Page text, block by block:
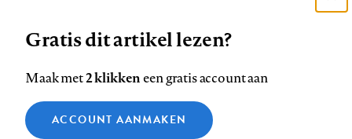
ons
op
Facebook
ons
ons
ons
Instagram
ons
YouTube
ons
Contact Colofon Disclaimer Privacy
Medische vragen verdienen
Gratis dit artikel lezen?
Maak met2 klikkeneen gratis account aan
ACCOUNT AANMAKEN
Zie onze cookie policy
Analytische cookies